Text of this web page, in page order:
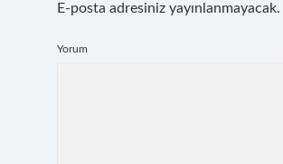
E-posta adresiniz yayınlanmayacak.
Yorum